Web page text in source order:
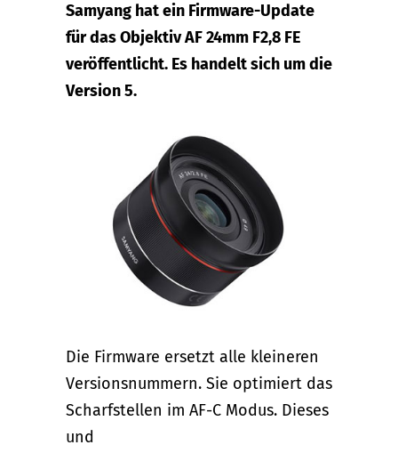
Samyang hat ein Firmware-Update
für das Objektiv AF 24mm F2,8 FE
veröffentlicht. Es handelt sich um die
Version 5.
Die Firmware ersetzt alle kleineren
Versionsnummern. Sie optimiert das
Scharfstellen im AF-C Modus. Dieses
und